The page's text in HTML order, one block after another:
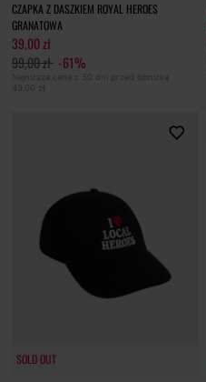
CZAPKA Z DASZKIEM ROYAL HEROES
GRANATOWA
39,00 zł
99,00 zł -61%
Najniższa cena z 30 dni przed obniżką
49,00 zł
SOLD OUT
SOLD OUT